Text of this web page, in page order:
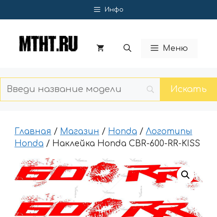
к
Инфо
Меню
Главная / Магазин / Honda / Логотипы
Honda / Наклейка Honda CBR-600-RR-KISS